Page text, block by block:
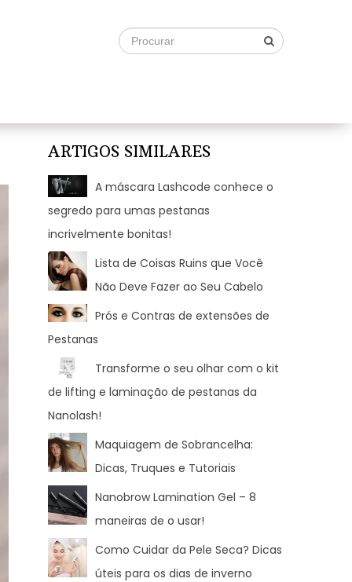
ARTIGOS SIMILARES
A máscara Lashcode conhece o
segredo para umas pestanas
incrivelmente bonitas!
Lista de Coisas Ruins que Você
Não Deve Fazer ao Seu Cabelo
Prós e Contras de extensões de
Pestanas
Transforme o seu olhar com o kit
de lifting e laminação de pestanas da
Nanolash!
Maquiagem de Sobrancelha:
Dicas, Truques e Tutoriais
Nanobrow Lamination Gel – 8
maneiras de o usar!
Como Cuidar da Pele Seca? Dicas
úteis para os dias de inverno